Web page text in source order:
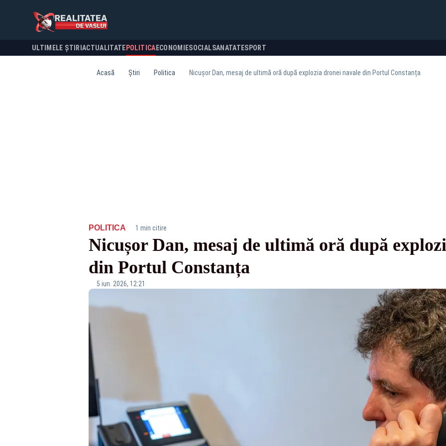
ULTIMELE ȘTIRI ACTUALITATE POLITICA ECONOMIESOCIALSANATATESPORT
Acasă Știri Politica Nicușor Dan, mesaj de ultimă oră după explozia dronei navale din Portul Constanța
POLITICA· 1 min citire
Nicușor Dan, mesaj de ultimă oră după
din Portul Constanța
5 iun. 2026, 12:21